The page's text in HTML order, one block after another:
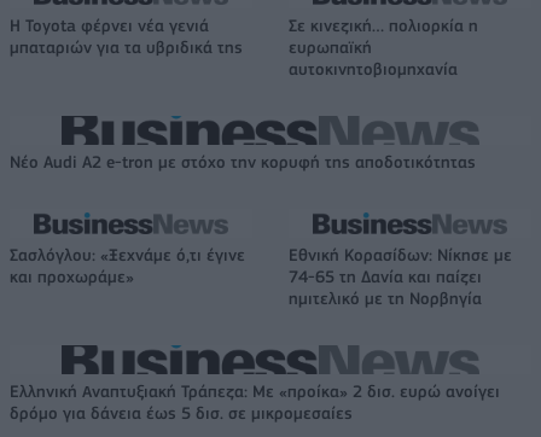
Η Toyota φέρνει νέα γενιά
μπαταριών για τα υβριδικά της
Σε κινεζική… πολιορκία η
ευρωπαϊκή
αυτοκινητοβιομηχανία
Νέο Audi A2 e-tron με στόχο την κορυφή της αποδοτικότητας
Σασλόγλου: «Ξεχνάμε ό,τι έγινε
και προχωράμε»
Εθνική Κορασίδων: Νίκησε με
74-65 τη Δανία και παίζει
ημιτελικό με τη Νορβηγία
Ελληνική Αναπτυξιακή Τράπεζα: Με «προίκα» 2 δισ. ευρώ ανοίγει
δρόμο για δάνεια έως 5 δισ. σε μικρομεσαίες